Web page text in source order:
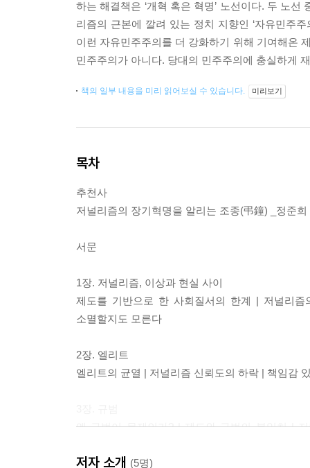
하는 해결책은 ‘개혁 혹은 혁명’ 노선이다. 두 노
리즘의 근본에 깔려 있는 정치 지향인 ‘자유민주
이런 자유민주주의를 더 강화하기 위해 기여해온
민주주의가 아니다. 당대의 민주주의에 충실하게
책의 일부 내용을 미리 읽어보실 수 있습니다. 미리보기
목차
추천사
저널리즘의 장기혁명을 알리는 조종(弔鐘) _정준희
서문
1장. 저널리즘, 이상과 현실 사이
제도를 기반으로 한 사회질서의 한계 | 저널리
소멸할지도 모른다
2장. 엘리트
엘리트의 균열 | 저널리즘 신뢰도의 하락 | 책임감
왜 규범이 문제인가? | 제도와 규범의 불일치 |
저자 소개 (5명)